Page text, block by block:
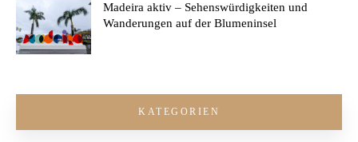
Madeira aktiv – Sehenswürdigkeiten und
Wanderungen auf der Blumeninsel
KATEGORIEN